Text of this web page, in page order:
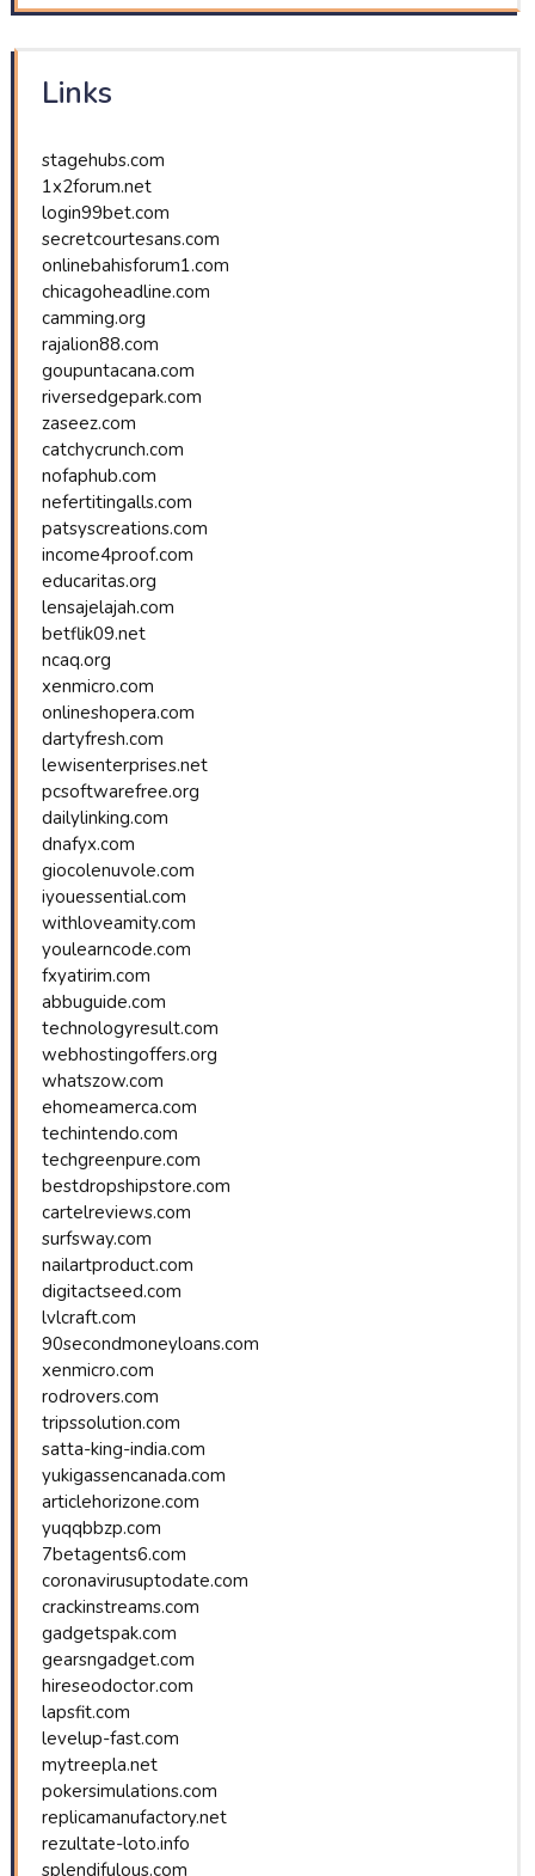
Links
stagehubs.com
1x2forum.net
login99bet.com
secretcourtesans.com
onlinebahisforum1.com
chicagoheadline.com
camming.org
rajalion88.com
goupuntacana.com
riversedgepark.com
zaseez.com
catchycrunch.com
nofaphub.com
nefertitingalls.com
patsyscreations.com
income4proof.com
educaritas.org
lensajelajah.com
betflik09.net
ncaq.org
xenmicro.com
onlineshopera.com
dartyfresh.com
lewisenterprises.net
pcsoftwarefree.org
dailylinking.com
dnafyx.com
giocolenuvole.com
iyouessential.com
withloveamity.com
youlearncode.com
fxyatirim.com
abbuguide.com
technologyresult.com
webhostingoffers.org
whatszow.com
ehomeamerca.com
techintendo.com
techgreenpure.com
bestdropshipstore.com
cartelreviews.com
surfsway.com
nailartproduct.com
digitactseed.com
lvlcraft.com
90secondmoneyloans.com
xenmicro.com
rodrovers.com
tripssolution.com
satta-king-india.com
yukigassencanada.com
articlehorizone.com
yuqqbbzp.com
7betagents6.com
coronavirusuptodate.com
crackinstreams.com
gadgetspak.com
gearsngadget.com
hireseodoctor.com
lapsfit.com
levelup-fast.com
mytreepla.net
pokersimulations.com
replicamanufactory.net
rezultate-loto.info
splendifulous.com